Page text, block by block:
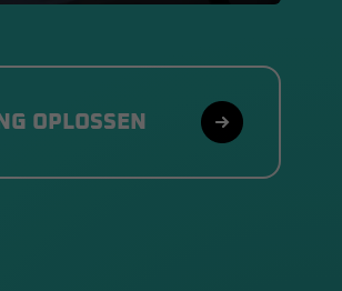
OPLOSSEN